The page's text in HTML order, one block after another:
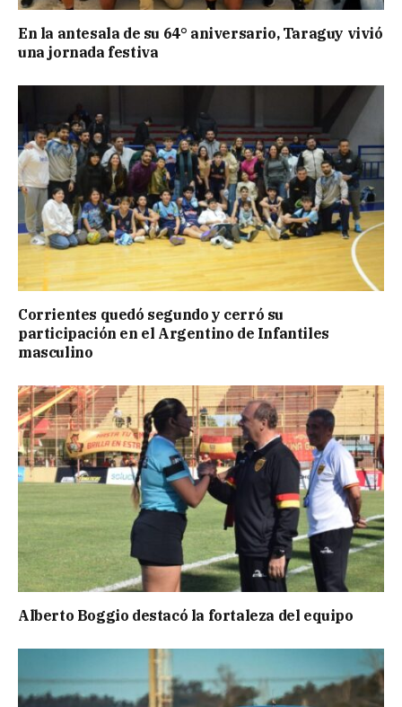
En la antesala de su 64° aniversario, Taraguy vivió
una jornada festiva
Corrientes quedó segundo y cerró su
participación en el Argentino de Infantiles
masculino
Alberto Boggio destacó la fortaleza del equipo